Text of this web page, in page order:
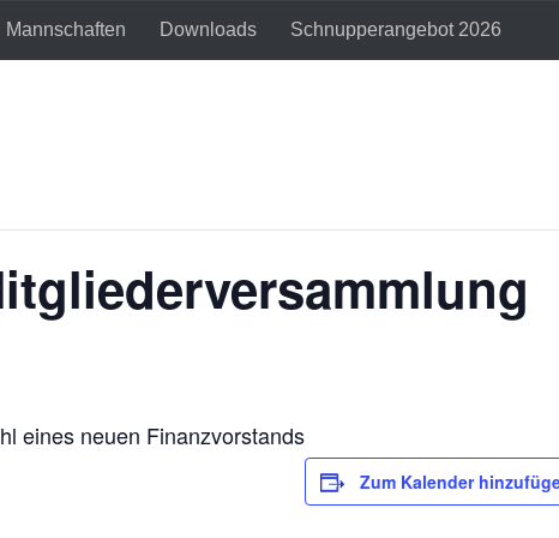
Mannschaften Downloads Schnupperangebot 2026
eines neuen Finanzvorstands
Zum Kalender